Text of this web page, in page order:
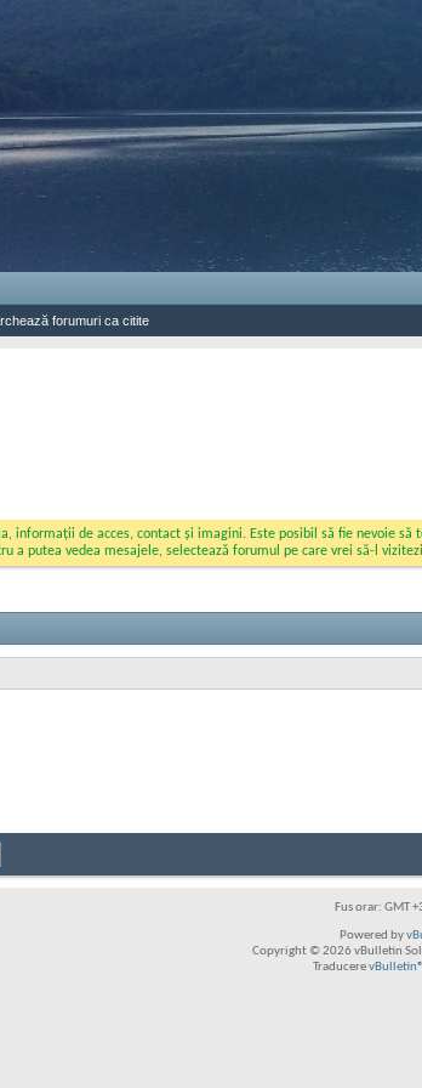
forumuri ca citite
informații de acces, contact și imagini. Este posibil să fie nevoie să
a putea vedea mesajele, selectează forumul pe care vrei să-l
Fus orar: GMT
Powered by
Copyright © 2026 vBulletin
TraducerevBulletin®